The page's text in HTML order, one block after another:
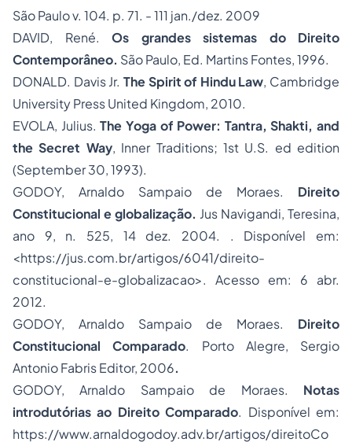
São Paulo v. 104. p. 71. - 111 jan./dez. 2009
DAVID, René. Os grandes sistemas do Direito
Contemporâneo. São Paulo, Ed. Martins Fontes, 1996.
DONALD. Davis Jr. The Spirit of Hindu Law, Cambridge
University Press United Kingdom, 2010.
EVOLA, Julius.The Yoga of Power: Tantra, Shakti, and
the Secret Way, Inner Traditions; 1st U.S. ed edition
(September 30, 1993).
GODOY, Arnaldo Sampaio de Moraes. Direito
Constitucional e globalização. Jus Navigandi, Teresina,
ano 9, n. 525, 14 dez. 2004. . Disponível em:
<https://jus.com.br/artigos/6041/direito-
constitucional-e-globalizacao>. Acesso em: 6 abr.
2012.
GODOY, Arnaldo Sampaio de Moraes. Direito
Constitucional Comparado. Porto Alegre, Sergio
Antonio Fabris Editor, 2006.
GODOY, Arnaldo Sampaio de Moraes. Notas
introdutórias ao Direito Comparado. Disponível em:
https://www.arnaldogodoy.adv.br/artigos/direitoCo